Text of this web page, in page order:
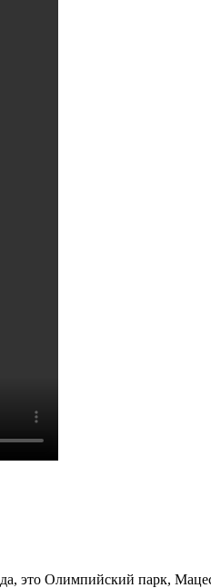
это Олимпийский парк,